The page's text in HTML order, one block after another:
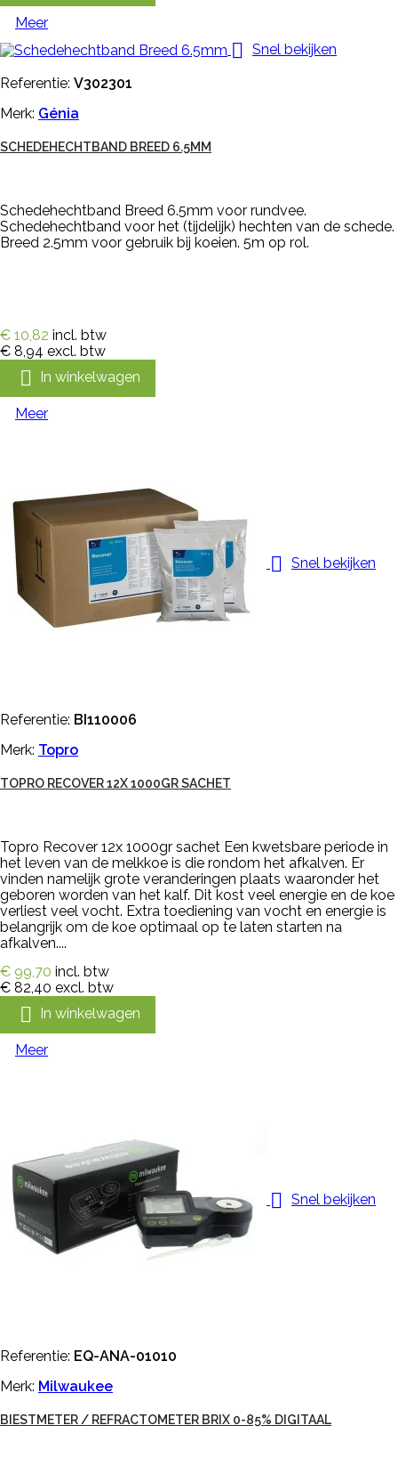
Meer
 Snel bekijken
Referentie: V302301
Merk: Génia
SCHEDEHECHTBAND BREED 6.5MM
Schedehechtband Breed 6.5mm voor rundvee.
Schedehechtband voor het (tijdelijk) hechten van de schede.
Breed 2.5mm voor gebruik bij koeien. 5m op rol.
€ 10,82 incl. btw
€ 8,94 excl. btw
 In winkelwagen
Meer
 Snel bekijken
Referentie: BI110006
Merk: Topro
TOPRO RECOVER 12X 1000GR SACHET
Topro Recover 12x 1000gr sachet Een kwetsbare periode in
het leven van de melkkoe is die rondom het afkalven. Er
vinden namelijk grote veranderingen plaats waaronder het
geboren worden van het kalf. Dit kost veel energie en de koe
verliest veel vocht. Extra toediening van vocht en energie is
belangrijk om de koe optimaal op te laten starten na
afkalven....
€ 99,70 incl. btw
€ 82,40 excl. btw
 In winkelwagen
Meer
 Snel bekijken
Referentie: EQ-ANA-01010
Merk: Milwaukee
BIESTMETER / REFRACTOMETER BRIX 0-85% DIGITAAL